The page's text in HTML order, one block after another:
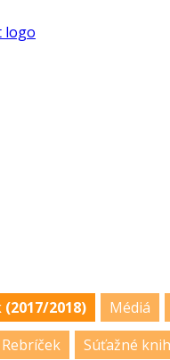
2018) Médiá
Rebríček
Súťažné